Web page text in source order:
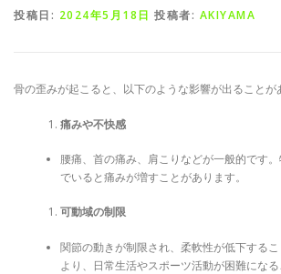
投稿日: 2024年5月18日 投稿者: AKIYAMA
骨の歪みが起こると、以下のような影響が出ることが
痛みや不快感
腰痛、首の痛み、肩こりなどが一般的です
でいると痛みが増すことがあります。
可動域の制限
関節の動きが制限され、柔軟性が低下する
より、日常生活やスポーツ活動が困難になる